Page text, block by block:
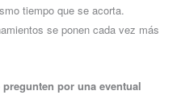
tiempo que se acorta.
se ponen cada vez más
por una eventual